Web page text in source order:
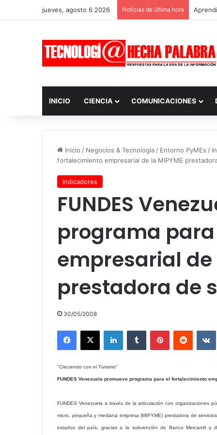
jueves, agosto 6 2026 Noticias de última hora
INICIO CIENCIA COMUNICACIONES
Inicio / Negocios & Tecnología / Entorno PyMEs /
fortalecimiento empresarial de la MIPYME
Indicadores
FUNDES
programa
empresarial de
prestadora de
30/05/2008
Facebook
X LinkedInTumblr PinterestReddit
"Creciendo con el Turismo"
FUNDES Venezuela promueve programa para el fortalecimiento
FUNDES Venezuela a través de la articulación con organizaciones
micro, pequeña y mediana empresa (MIPYME) prestadora de
estados del país, gracias a la subvención de Banco Mercantil y